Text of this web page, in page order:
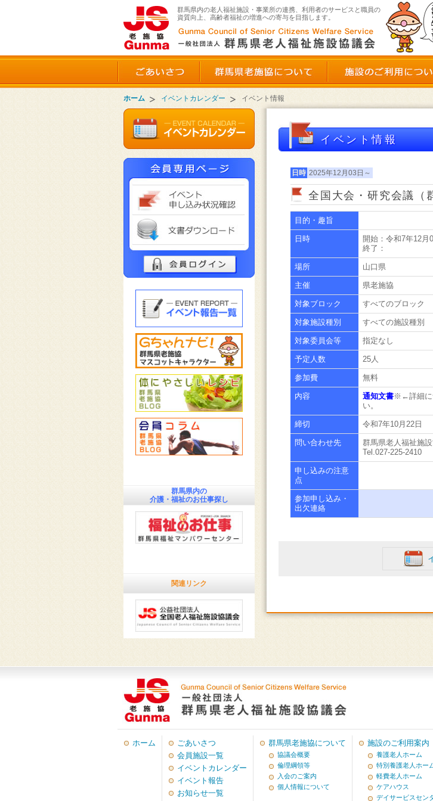
群馬県内の老人福祉施設・事業所の連携、利用者のサービスと職員の
資質向上、高齢者福祉の増進への寄与を目指します。
群馬県老
ごあいさつ 群馬県老施協について
ホーム イベントカレンダー イベント情報
イベント情報
日時 2025年12月03日～
全国大会・研究会議（
目的・趣旨
日時
開始：令和7年12月
終了：
場所 山口県
主催 県老施協
対象ブロック すべてのブロック
対象施設種別 すべての施設種別
対象委員会等 指定なし
予定人数 25人
参加費 無料
内容 通知文書※←詳細に
い。
締切 令和7年10月22日
問い合わせ先
群馬県老人福祉施
Tel.027-225-2410
申し込みの注意
点
参加申し込み・
出欠連絡
イベント申し込み状況確認
文書ダウンロード
群馬県内の
介護・福祉のお仕事探し
関連リンク
ホーム
ごあいさつ
会員施設一覧
イベントカレンダー
イベント報告
お知らせ一覧
群馬県老施協について
協議会概要
倫理綱領等
入会のご案内
個人情報について
施設のご利用案内
養護老人ホーム
特別養護老人ホー
軽費老人ホーム
ケアハウス
デイサービスセン